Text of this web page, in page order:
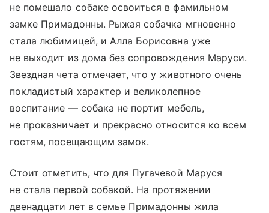
не помешало собаке освоиться в фамильном
замке Примадонны. Рыжая собачка мгновенно
стала любимицей, и Алла Борисовна уже
не выходит из дома без сопровождения Маруси.
Звездная чета отмечает, что у животного очень
покладистый характер и великолепное
воспитание — собака не портит мебель,
не проказничает и прекрасно относится ко всем
гостям, посещающим замок.
Стоит отметить, что для Пугачевой Маруся
не стала первой собакой. На протяжении
двенадцати лет в семье Примадонны жила